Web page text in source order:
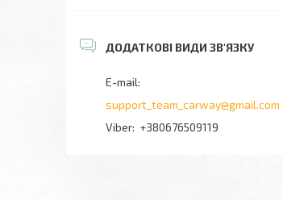
support_team_carway@gmail.com
+380676509119